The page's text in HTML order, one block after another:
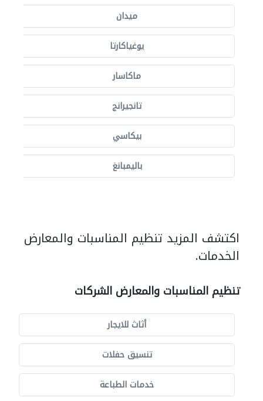
ميدان
يوغياكارتا
ماكاسار
تانجيرانج
بيكاسي
باليمبانغ
اكتشف المزيد تنظيم المناسبات والمعارض
الخدمات.
تنظيم المناسبات والمعارض الشركات
أثاث للايجار
تنسيق حفلات
خدمات الطباعة